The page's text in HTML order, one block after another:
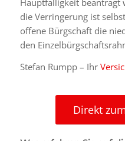
Hauptfälligkeit beantragt
die Verringerung ist
offene Bürgschaft die
den
Stefan Rumpp – Ihr
Direkt